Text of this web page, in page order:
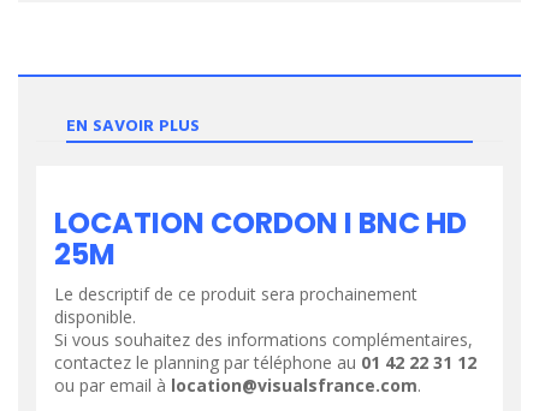
EN SAVOIR PLUS
LOCATION CORDON I BNC HD
25M
Le descriptif de ce produit sera prochainement
disponible.
Si vous souhaitez des informations complémentaires,
contactez le planning par téléphone au 01 42 22 31 12
ou par email à location@visualsfrance.com.